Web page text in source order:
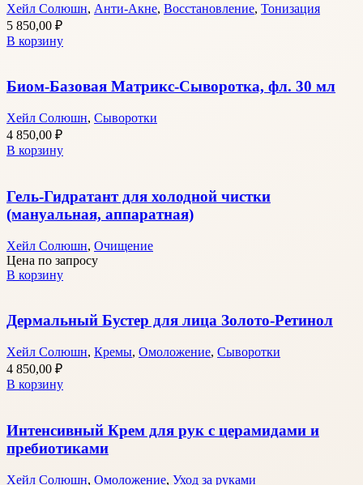
Хейл Солюшн, Анти-Акне, Восстановление, Тонизация
5 850,00 ₽
В корзину
Биом-Базовая Матрикс-Сыворотка, фл. 30 мл
Хейл Солюшн, Сыворотки
4 850,00 ₽
В корзину
Гель-Гидратант для холодной чистки
(мануальная, аппаратная)
Хейл Солюшн, Очищение
Цена по запросу
В корзину
Дермальный Бустер для лица Золото-Ретинол
Хейл Солюшн, Кремы, Омоложение, Сыворотки
4 850,00 ₽
В корзину
Интенсивный Крем для рук с церамидами и
пребиотиками
Хейл Солюшн, Омоложение, Уход за руками